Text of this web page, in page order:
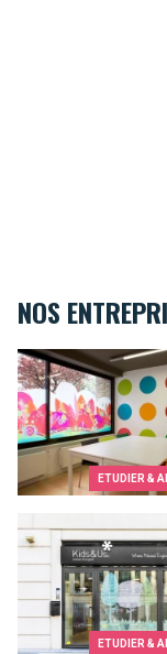
NOS
ETUDIER &
Kids&Us
ETUDIER &
Kids&Us language